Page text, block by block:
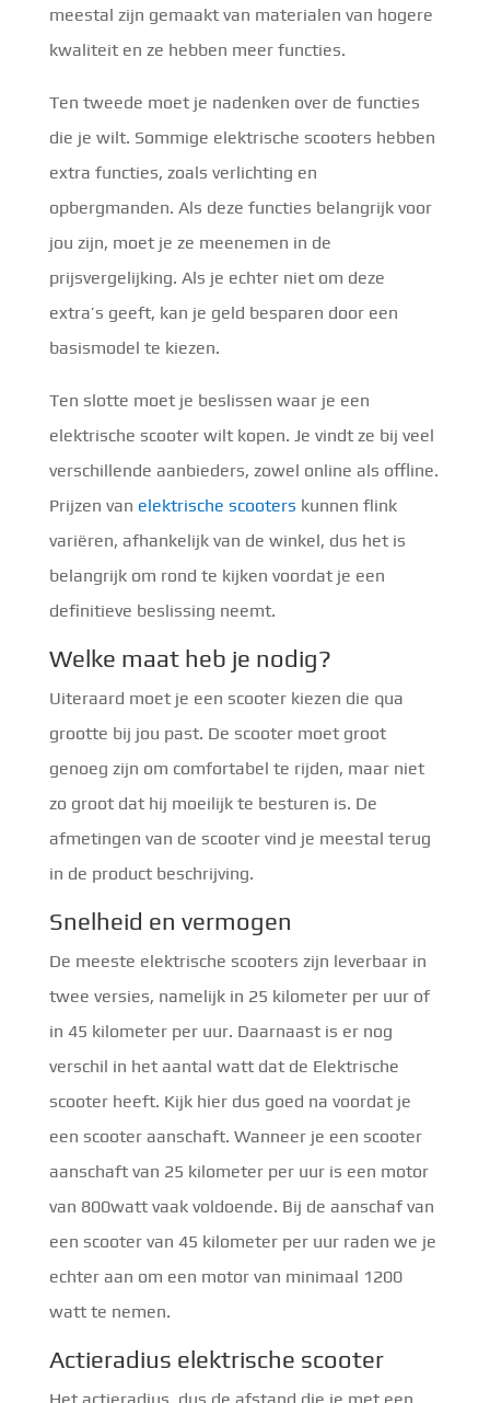
meestal zijn gemaakt van materialen van hogere
kwaliteit en ze hebben meer functies.
Ten tweede moet je nadenken over de functies
die je wilt. Sommige elektrische scooters hebben
extra functies, zoals verlichting en
opbergmanden. Als deze functies belangrijk voor
jou zijn, moet je ze meenemen in de
prijsvergelijking. Als je echter niet om deze
extra’s geeft, kan je geld besparen door een
basismodel te kiezen.
Ten slotte moet je beslissen waar je een
elektrische scooter wilt kopen. Je vindt ze bij veel
verschillende aanbieders, zowel online als offline.
Prijzen van elektrische scooters kunnen flink
variëren, afhankelijk van de winkel, dus het is
belangrijk om rond te kijken voordat je een
definitieve beslissing neemt.
Welke maat heb je nodig?
Uiteraard moet je een scooter kiezen die qua
grootte bij jou past. De scooter moet groot
genoeg zijn om comfortabel te rijden, maar niet
zo groot dat hij moeilijk te besturen is. De
afmetingen van de scooter vind je meestal terug
in de product beschrijving.
Snelheid en vermogen
De meeste elektrische scooters zijn leverbaar in
twee versies, namelijk in 25 kilometer per uur of
in 45 kilometer per uur. Daarnaast is er nog
verschil in het aantal watt dat de Elektrische
scooter heeft. Kijk hier dus goed na voordat je
een scooter aanschaft. Wanneer je een scooter
aanschaft van 25 kilometer per uur is een motor
van 800watt vaak voldoende. Bij de aanschaf van
een scooter van 45 kilometer per uur raden we je
echter aan om een motor van minimaal 1200
watt te nemen.
Actieradius elektrische scooter